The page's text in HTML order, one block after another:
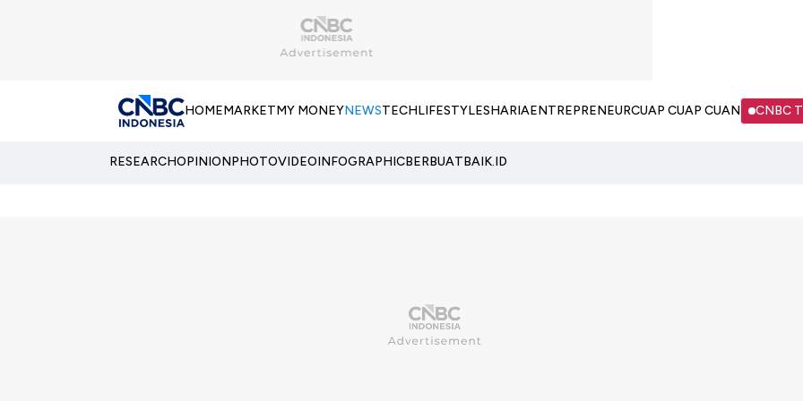
HOMEMARKETMY MONEYNEWSTECHLIFESTYLESHARIAENTREPRENEURCUAP CUAP CUAN CNBC
RESEARCHOPINIONPHOTOVIDEOINFOGRAPHICBERBUATBAIK.ID